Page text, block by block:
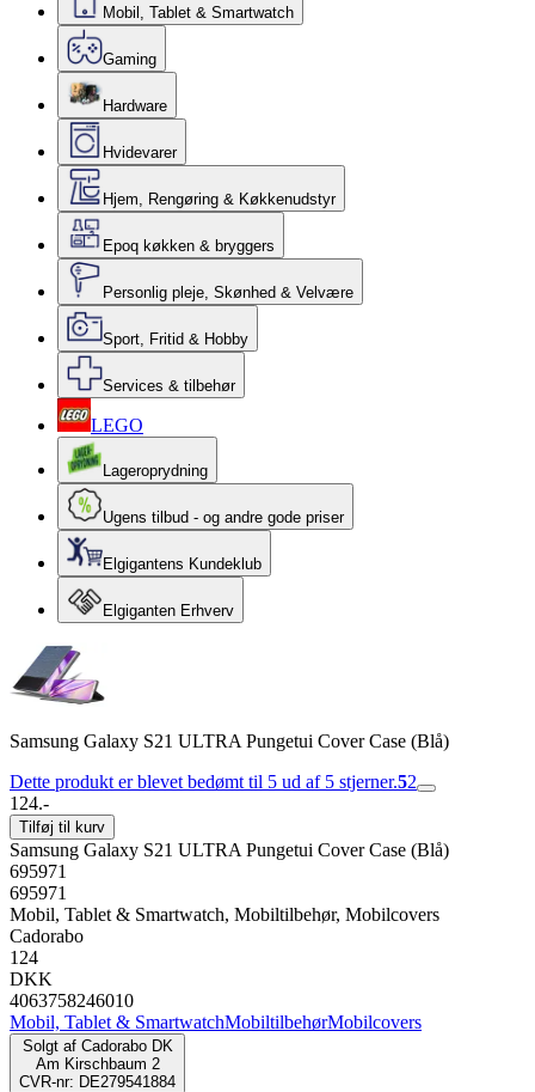
Mobil, Tablet & Smartwatch
Gaming
Hardware
Hvidevarer
Hjem, Rengøring & Køkkenudstyr
Epoq køkken & bryggers
Personlig pleje, Skønhed & Velvære
Sport, Fritid & Hobby
Services & tilbehør
LEGO
Lageroprydning
Ugens tilbud - og andre gode priser
Elgigantens Kundeklub
Elgiganten Erhverv
Samsung Galaxy S21 ULTRA Pungetui Cover Case (Blå)
Dette produkt er blevet bedømt til 5 ud af 5 stjerner.52
124.-
Tilføj til kurv
Samsung Galaxy S21 ULTRA Pungetui Cover Case (Blå)
695971
695971
Mobil, Tablet & Smartwatch, Mobiltilbehør, Mobilcovers
Cadorabo
124
DKK
4063758246010
Mobil, Tablet & SmartwatchMobiltilbehørMobilcovers
Solgt af Cadorabo DK
Am Kirschbaum 2
CVR-nr: DE279541884